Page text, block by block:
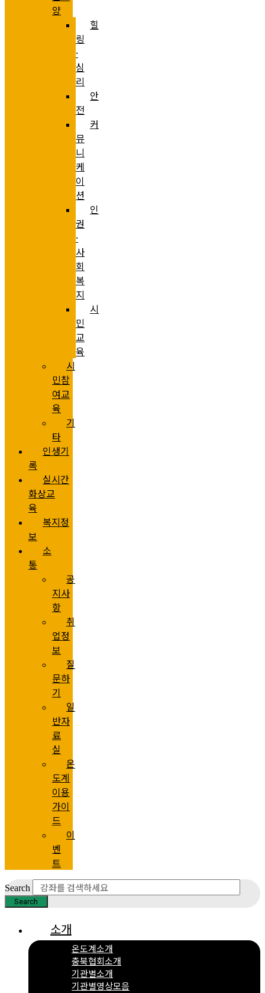
양
힐
링
·
심
리
안
전
커
뮤
니
케
이
션
인
권
·
사
회
복
지
시
민
교
육
시
민참
여교
육
기
타
인생기
록
실시간
화상교
육
복지정
보
소
통
공
지사
항
취
업정
보
질
문하
기
일
반자
료
실
온
도계
이용
가이
드
이
벤
트
Search
Search
소개
온도계소개
충북협회소개
기관별소개
기관별영상모음